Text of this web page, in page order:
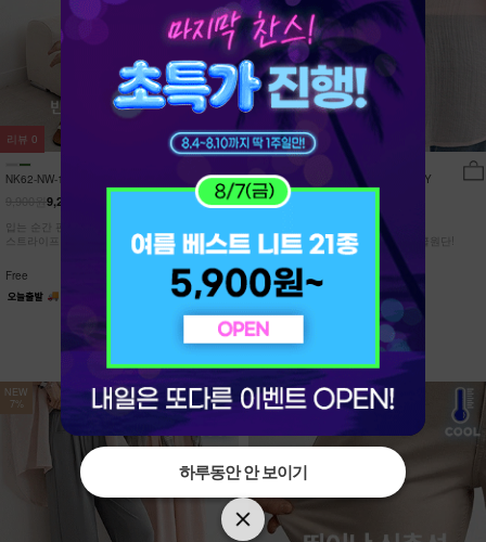
NK62-NW-11/유포니 반팔+반바지 홈웨
9,210원
입는 순간 편안함이 달라지는 캡내장
스트라이프 홈웨어 SET
Free
리뷰 0
NK62-TS-32/일루민 뒤트임 셔츠_DY
21,900원
[ 답답한ZERO! 시스루 원단! ]
[55-99] 은은하게 반짝이는 고급링클원단!
자연스럽게 흐르는 핏!
Free
리뷰15
NEW
7%
NEW
7%
하루동안 안 보이기
하루동안 안 보이기